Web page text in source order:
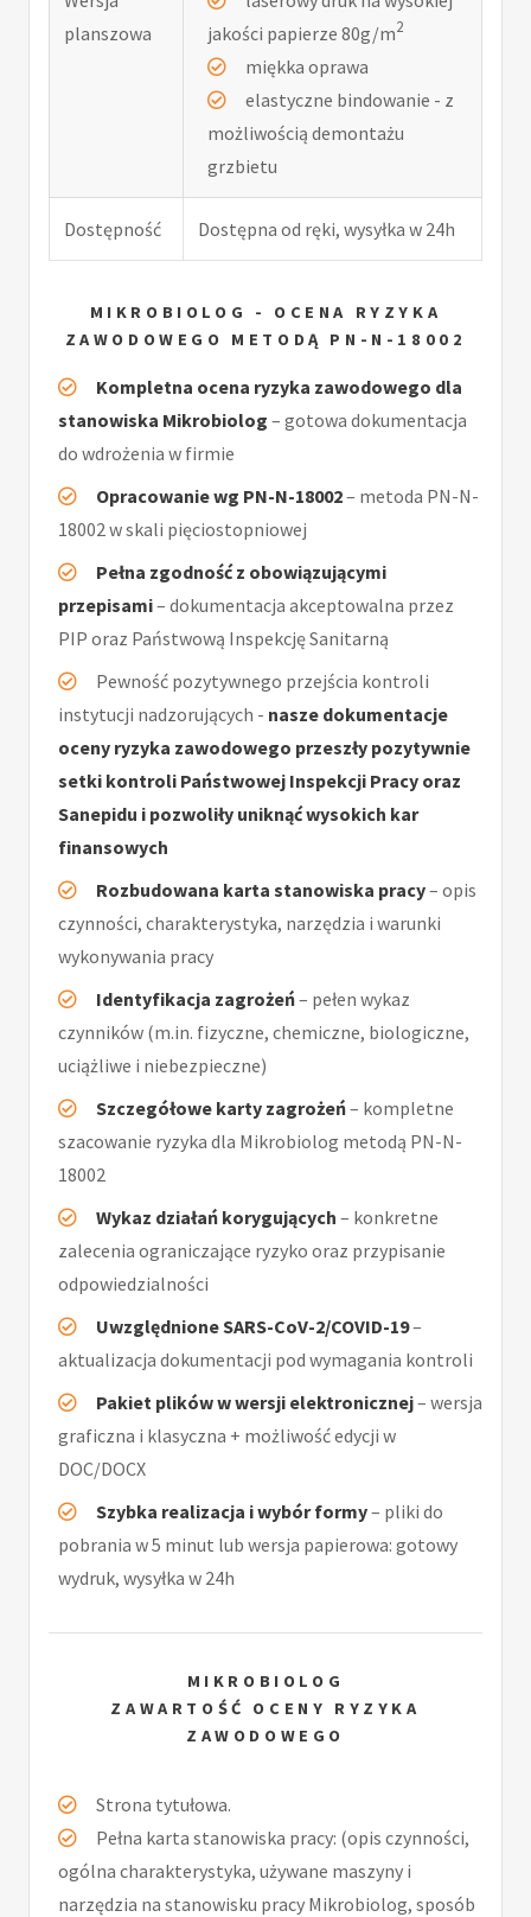
planszowa
jakości papierze 80g/m2
miękka oprawa
elastyczne bindowanie - z
możliwością demontażu
grzbietu
Dostępność Dostępna od ręki, wysyłka w 24h
MIKROBIOLOG - OCENA RYZYKA
ZAWODOWEGO METODĄ PN-N-18002
Kompletna ocena ryzyka zawodowego dla
stanowiska Mikrobiolog – gotowa dokumentacja
do wdrożenia w firmie
Opracowanie wg PN-N-18002– metoda PN-N-
18002 w skali pięciostopniowej
Pełna zgodność z obowiązującymi
przepisami– dokumentacja akceptowalna przez
PIP oraz Państwową Inspekcję Sanitarną
Pewność pozytywnego przejścia kontroli
instytucji nadzorujących - nasze dokumentacje
oceny ryzyka zawodowego przeszły pozytywnie
setki kontroli Państwowej Inspekcji Pracy oraz
Sanepidu i pozwoliły uniknąć wysokich kar
finansowych
Rozbudowana karta stanowiska pracy– opis
czynności, charakterystyka, narzędzia i warunki
wykonywania pracy
Identyfikacja zagrożeń– pełen wykaz
czynników (m.in. fizyczne, chemiczne, biologiczne,
uciążliwe i niebezpieczne)
Szczegółowe karty zagrożeń– kompletne
szacowanie ryzyka dla Mikrobiolog metodą PN-N-
18002
Wykaz działań korygujących – konkretne
zalecenia ograniczające ryzyko oraz przypisanie
odpowiedzialności
Uwzględnione SARS-CoV-2/COVID-19–
aktualizacja dokumentacji pod wymagania kontroli
Pakiet plików w wersji elektronicznej– wersja
graficzna i klasyczna + możliwość edycji w
DOC/DOCX
Szybka realizacja i wybór formy– pliki do
pobrania w 5 minut lub wersja papierowa: gotowy
wydruk, wysyłka w 24h
MIKROBIOLOG
ZAWARTOŚĆ OCENY RYZYKA
ZAWODOWEGO
Strona tytułowa.
Pełna karta stanowiska pracy: (opis czynności,
ogólna charakterystyka, używane maszyny i
narzędzia na stanowisku pracy Mikrobiolog, sposób